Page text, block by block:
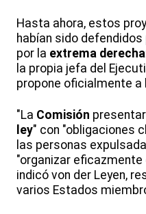
Hasta ahora, estos
habían sido
por la extrema derecha
la propia jefa del
propone oficialmente a
"La Comisión
ley" con "obligaciones
las personas
"organizar
indicó von der Leyen,
varios Estados